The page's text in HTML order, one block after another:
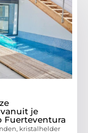
je
Fuerteventura
kristalhelder